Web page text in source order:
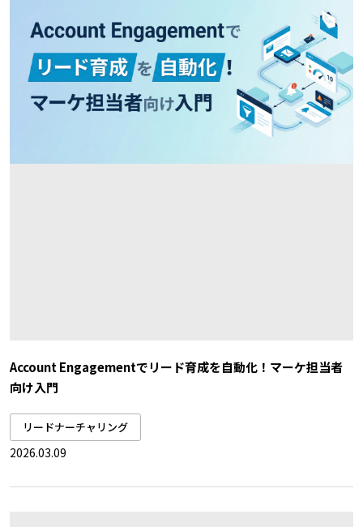
Account Engagementでリード育成を自動化！マーケ担当者
向け入門
リードナーチャリング
2026.03.09